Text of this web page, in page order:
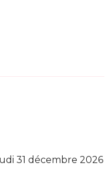
31 décembre 2026